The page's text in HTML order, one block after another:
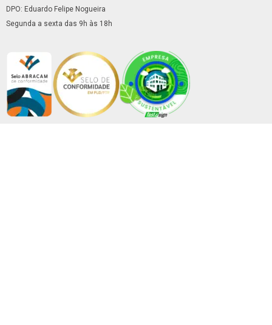
DPO: Eduardo Felipe Nogueira
Segunda a sexta das 9h às 18h